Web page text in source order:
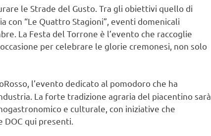
le Strade del Gusto. Tra gli obiettivi quello di
“Le Quattro Stagioni”, eventi domenicali
La Festa del Torrone è l’evento che raccoglie
per celebrare le glorie cremonesi, non solo
l’evento dedicato al pomodoro che ha
La forte tradizione agraria del piacentino sarà
e culturale, con iniziative che
DOC qui presenti.